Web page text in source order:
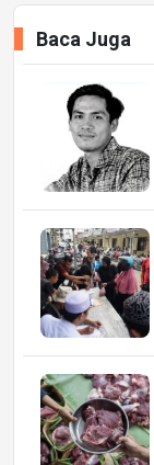
Baca Juga